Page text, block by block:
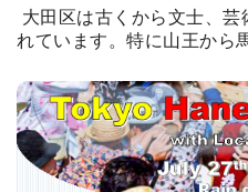
大田区は古くから文士、
れています。特に山王から